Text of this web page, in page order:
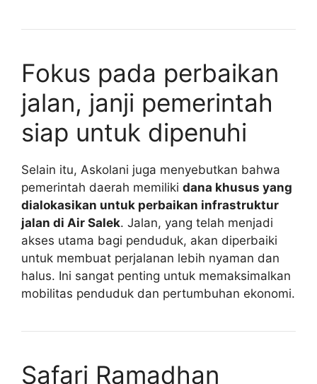
Fokus pada perbaikan
jalan, janji pemerintah
siap untuk dipenuhi
Selain itu, Askolani juga menyebutkan bahwa
pemerintah daerah memiliki dana khusus yang
dialokasikan untuk perbaikan infrastruktur
jalan di Air Salek. Jalan, yang telah menjadi
akses utama bagi penduduk, akan diperbaiki
untuk membuat perjalanan lebih nyaman dan
halus. Ini sangat penting untuk memaksimalkan
mobilitas penduduk dan pertumbuhan ekonomi.
Safari Ramadhan